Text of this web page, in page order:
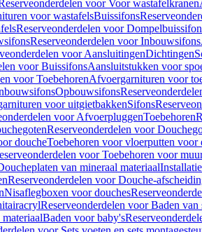
voor Voor wastafelkranen
voor wastafelsBuissifons
Reserveonderdelen voor
Reserveonderdelen voor Inbouwsifons
voor AansluitingenDichtingen
voor BuissifonsAansluitstukken voor
voor ToebehorenAfvoergarnituren voor
Opbouwsifons
voor uitgietbakkenSifons
voor AfvoerpluggenToebehoren
Reserveonderdelen voor
doucheToebehoren voor vloerputten voor
voor Toebehoren voor
van mineraal materiaal
Reserveonderdelen voor Douche-
Nisaflegboxen voor douches
Reserveonderdelen voor Baden van
Baden voor baby's